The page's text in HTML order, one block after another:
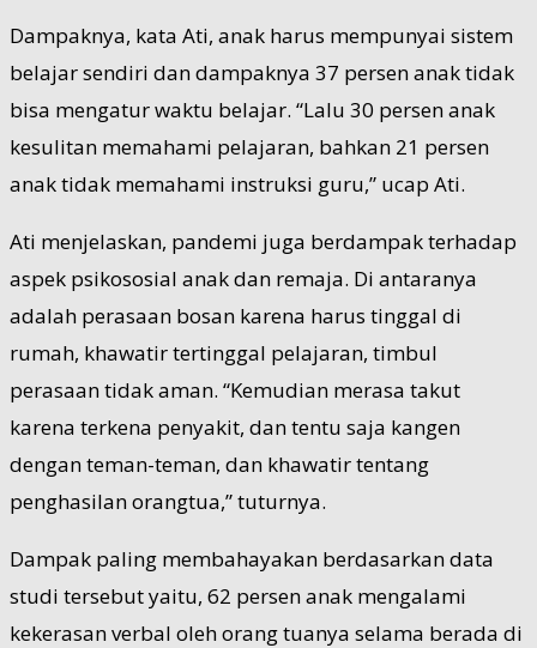
Dampaknya, kata Ati, anak harus mempunyai sistem
belajar sendiri dan dampaknya 37 persen anak tidak
bisa mengatur waktu belajar. “Lalu 30 persen anak
kesulitan memahami pelajaran, bahkan 21 persen
anak tidak memahami instruksi guru,” ucap Ati.
Ati menjelaskan, pandemi juga berdampak terhadap
aspek psikososial anak dan remaja. Di antaranya
adalah perasaan bosan karena harus tinggal di
rumah, khawatir tertinggal pelajaran, timbul
perasaan tidak aman. “Kemudian merasa takut
karena terkena penyakit, dan tentu saja kangen
dengan teman-teman, dan khawatir tentang
penghasilan orangtua,” tuturnya.
Dampak paling membahayakan berdasarkan data
studi tersebut yaitu, 62 persen anak mengalami
kekerasan verbal oleh orang tuanya selama berada di